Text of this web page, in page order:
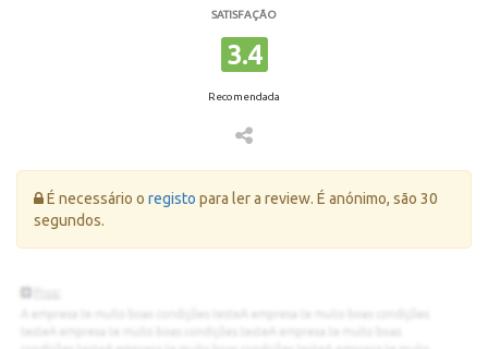
SATISFAÇÃO
3.4
Recomendada
Erro:
É necessário o registo para ler a review. É anónimo, são 30
segundos.